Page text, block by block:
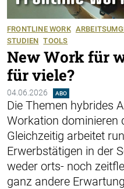
FRONTLINE WORK
STUDIEN TOOLS
New Work für
für viele?
04.06.2026 ABO
Die Themen hybrides
Workation dominieren
Gleichzeitig arbeitet
Erwerbstätigen in der
weder orts- noch
ganz ­andere